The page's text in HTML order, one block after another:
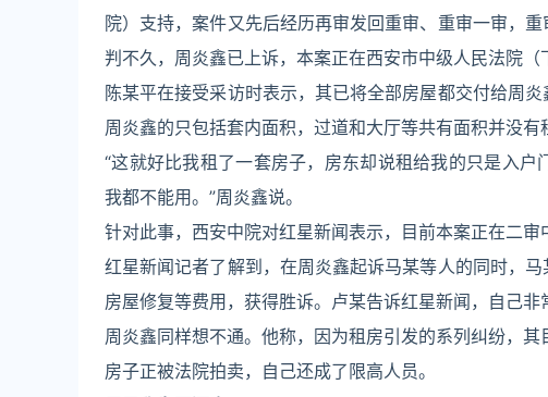
院）支持，案件又先后经历再审发回重审、重审一审，
判不久，周炎鑫已上诉，本案正在西安市中级人民法院（
陈某平在接受采访时表示，其已将全部房屋都交付给周
周炎鑫的只包括套内面积，过道和大厅等共有面积并没有
“这就好比我租了一套房子，房东却说租给我的只是入户
我都不能用。”周炎鑫说。
针对此事，西安中院对红星新闻表示，目前本案正在二审
红星新闻记者了解到，在周炎鑫起诉马某等人的同时，
房屋修复等费用，获得胜诉。卢某告诉红星新闻，自己非
周炎鑫同样想不通。他称，因为租房引发的系列纠纷，
房子正被法院拍卖，自己还成了限高人员。